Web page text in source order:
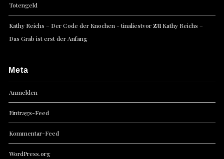
Totengeld
Kathy Reichs – Der Code der Knochen - tinaliestvorzu Kathy Reichs –
Das Grab ist erst der Anfang
Meta
Anmelden
Eintrags-Feed
Kommentar-Feed
WordPress.org